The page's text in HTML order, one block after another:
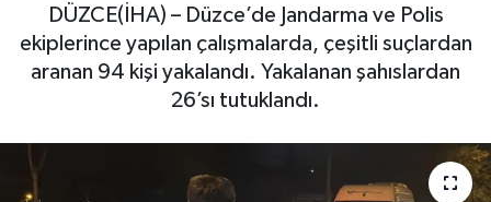
DÜZCE(İHA) – Düzce’de Jandarma ve Polis
ekiplerince yapılan çalışmalarda, çeşitli suçlardan
aranan 94 kişi yakalandı. Yakalanan şahıslardan
26’sı tutuklandı.